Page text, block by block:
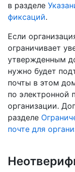
в разделе
фиксаций.
Если
ограничивает
утвержденным
нужно будет
почты в этом
по электронной
организации.
разделе
почте для